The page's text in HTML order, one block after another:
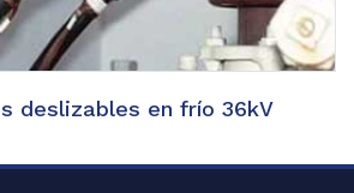
deslizables en frío 36kV